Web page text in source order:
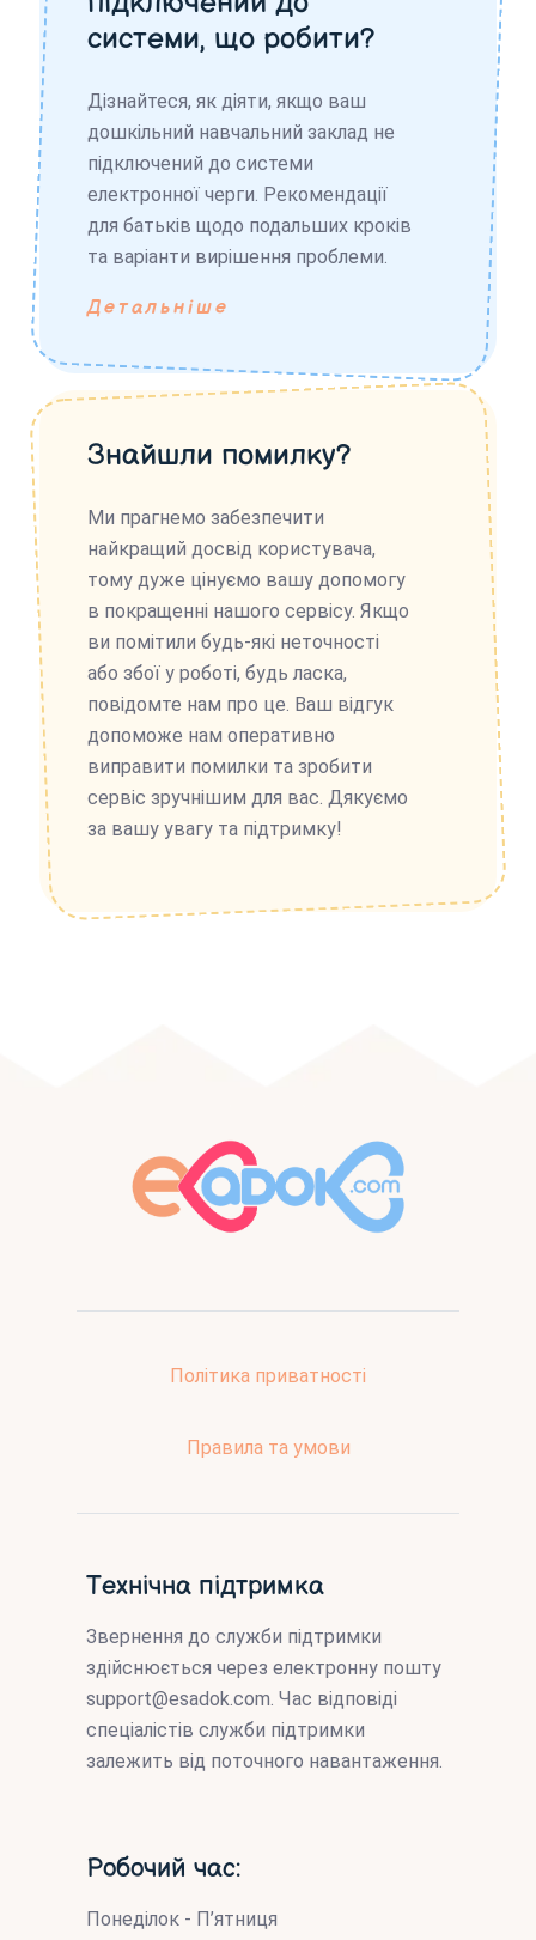
системи, що робити?
Дізнайтеся, як діяти, якщо ваш
дошкільний навчальний заклад не
підключений до системи
електронної черги. Рекомендації
для батьків щодо подальших кроків
та варіанти вирішення проблеми.
Детальніше
Знайшли помилку?
Ми прагнемо забезпечити
найкращий досвід користувача,
тому дуже цінуємо вашу допомогу
в покращенні нашого сервісу. Якщо
ви помітили будь-які неточності
або збої у роботі, будь ласка,
повідомте нам про це. Ваш відгук
допоможе нам оперативно
виправити помилки та зробити
сервіс зручнішим для вас. Дякуємо
за вашу увагу та підтримку!
Політика приватності
Правила та умови
Технічна підтримка
Звернення до служби підтримки
здійснюється через електронну пошту
support@esadok.com . Час відповіді
спеціалістів служби підтримки
залежить від поточного навантаження.
Робочий час:
Понеділок - П’ятниця